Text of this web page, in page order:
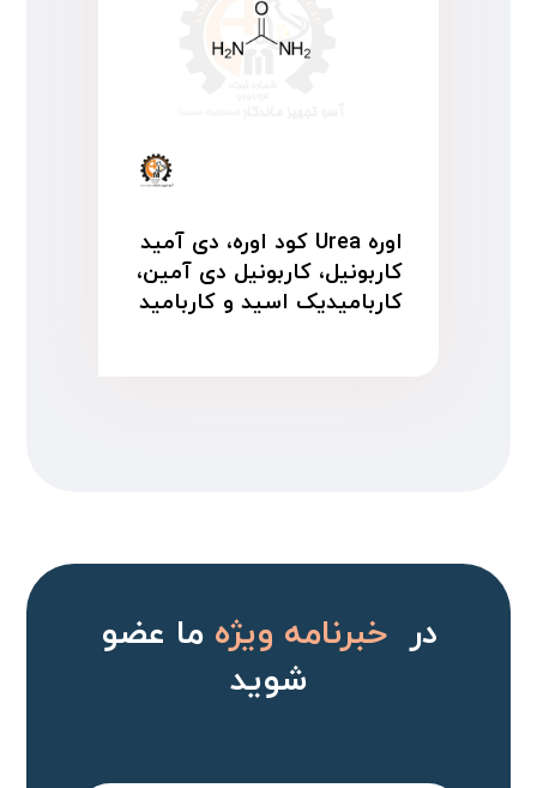
اوره Urea کود اوره، دی آمید
کاربونیل، کاربونیل دی آمین،
کاربامیدیک اسید و کاربامید
درخبرنامه ویژهما عضو
شوید